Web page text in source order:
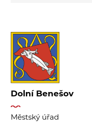
Dolní Benešov
Městský úřad